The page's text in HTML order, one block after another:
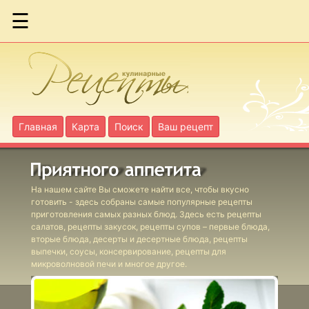
☰
Главная Карта Поиск Ваш рецепт
На нашем сайте Вы сможете найти все, чтобы вкусно
готовить - здесь собраны самые популярные рецепты
приготовления самых разных блюд. Здесь есть рецепты
салатов, рецепты закусок, рецепты супов – первые блюда,
вторые блюда, десерты и десертные блюда, рецепты
выпечки, соусы, консервирование, рецепты для
микроволновой печи и многое другое.
Блинный пирог
Блинный торт с
абрикосами и
сливками
Блинный торт с
апельсиновым
джемом
Домашний пирог
с индейкой